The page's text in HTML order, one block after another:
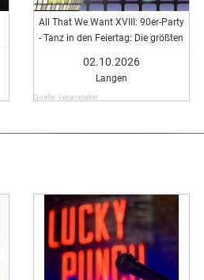
All That We Want XVIII: 90er-Party
- Tanz in den Feiertag: Die größten
02.10.2026
Langen
Quelle: Veranstalter